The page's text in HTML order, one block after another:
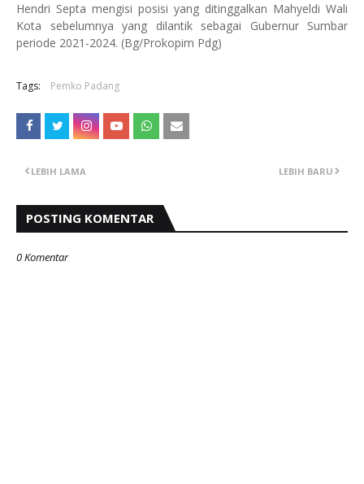
Hendri Septa mengisi posisi yang ditinggalkan Mahyeldi Wali
Kota sebelumnya yang dilantik sebagai Gubernur Sumbar
periode 2021-2024. (Bg/Prokopim Pdg)
Tags: Pemko Padang
LEBIH BARU
LEBIH LAMA
POSTING KOMENTAR
0 Komentar